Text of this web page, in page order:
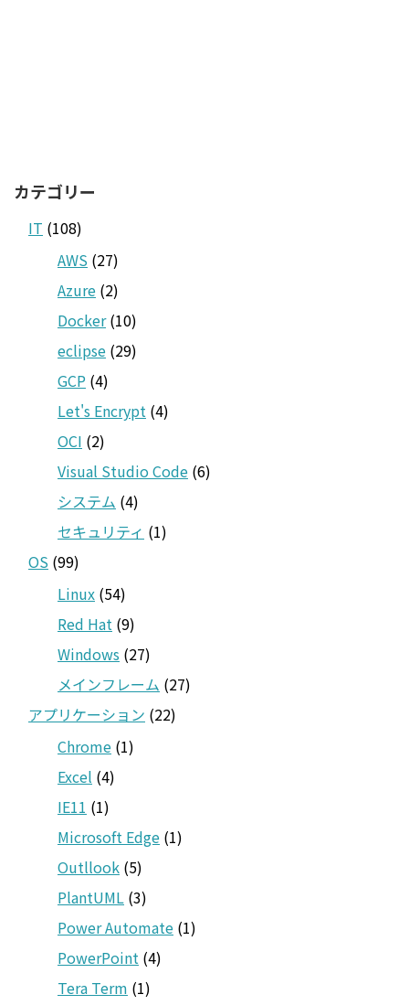
カテゴリー
IT (108)
AWS (27)
Azure (2)
Docker(10)
eclipse (29)
GCP (4)
Let's Encrypt (4)
OCI (2)
Visual Studio Code (6)
システム (4)
セキュリティ (1)
OS (99)
Linux (54)
Red Hat (9)
Windows (27)
メインフレーム (27)
アプリケーション (22)
Chrome (1)
Excel (4)
IE11 (1)
Microsoft Edge (1)
Outllook (5)
PlantUML (3)
Power Automate (1)
PowerPoint (4)
Tera Term (1)